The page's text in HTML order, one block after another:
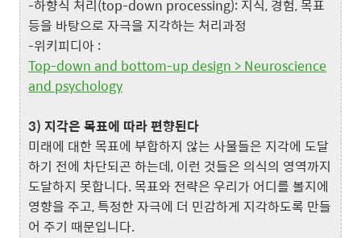
-하향식 처리(top-down processing): 지식, 경험, 목표
등을 바탕으로 자극을 지각하는 처리과정
-위키피디아 :
Top-down and bottom-up design > Neuroscience
and psychology
3) 지각은 목표에 따라 편향된다
미래에 대한 목표에 부합하지 않는 사물들은 지각에 도달
하기 전에 차단되곤 하는데, 이런 것들은 의식의 영역까지
도달하지 못합니다. 목표와 전략은 우리가 어디를 볼지에
영향을 주고, 특정한 자극에 더 민감하게 지각하도록 만들
어 주기 때문입니다.